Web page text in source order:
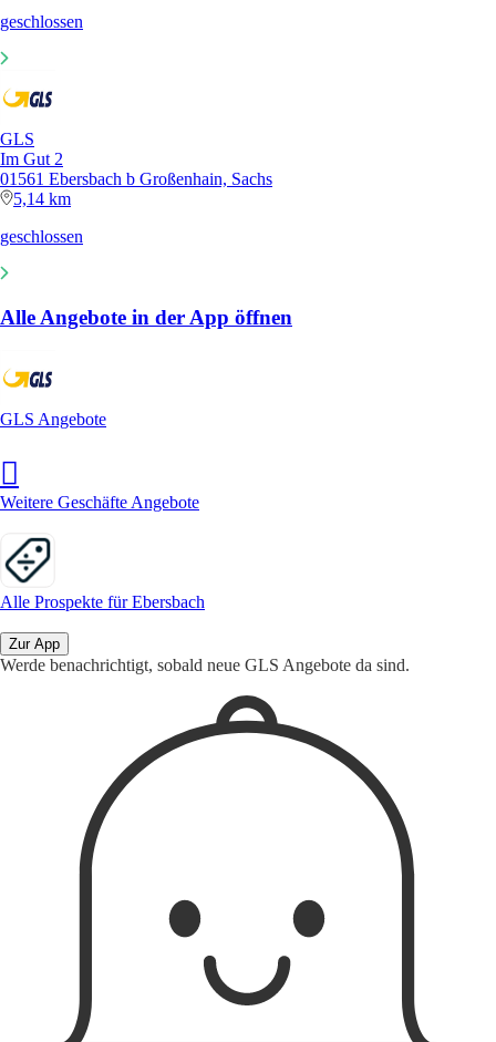
geschlossen
GLS
Im Gut 2
01561 Ebersbach b Großenhain, Sachs
5,14 km
geschlossen
Alle Angebote in der App öffnen
GLS Angebote
Weitere Geschäfte Angebote
Alle Prospekte für Ebersbach
Zur App
Werde benachrichtigt, sobald neue GLS Angebote da sind.